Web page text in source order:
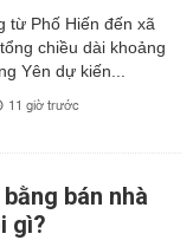
từ Phố Hiến đến xã
chiều dài khoảng
Yên dự kiến...
11 giờ trước
bán nhà
gì?